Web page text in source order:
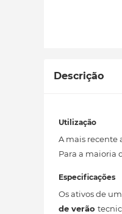
Descrição
Utilização
A mais recente
Para a maioria
Especificações
Os ativos de
de verão